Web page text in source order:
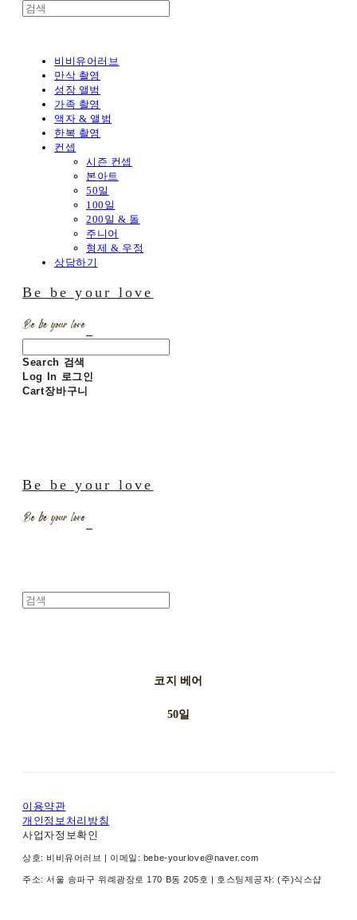
비비유어러브
만삭 촬영
성장 앨범
가족 촬영
액자 & 앨범
한복 촬영
컨셉
시즌 컨셉
본아트
50일
100일
200일 & 돌
주니어
형제 & 우정
상담하기
Be be your love
Search 검색
Log In 로그인
Cart장바구니
Be be your love
코지 베어
50일
이용약관
개인정보처리방침
사업자정보확인
상호: 비비유어러브 | 이메일: bebe-yourlove@naver.com
주소: 서울 송파구 위례광장로 170 B동 205호 | 호스팅제공자: (주)식스샵